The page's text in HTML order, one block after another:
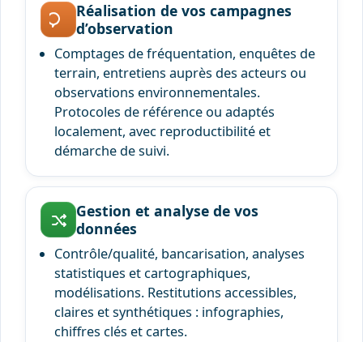
Réalisation de vos campagnes
d’observation
Comptages de fréquentation, enquêtes de
terrain, entretiens auprès des acteurs ou
observations environnementales.
Protocoles de référence ou adaptés
localement, avec reproductibilité et
démarche de suivi.
Gestion et analyse de vos
données
Contrôle/qualité, bancarisation, analyses
statistiques et cartographiques,
modélisations. Restitutions accessibles,
claires et synthétiques : infographies,
chiffres clés et cartes.